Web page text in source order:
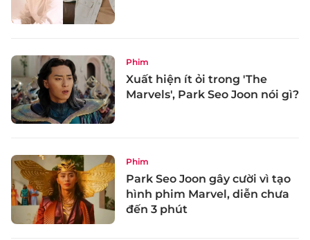
Phim
Xuất hiện ít ỏi trong 'The
Marvels', Park Seo Joon nói gì?
Phim
Park Seo Joon gây cười vì tạo
hình phim Marvel, diễn chưa
đến 3 phút